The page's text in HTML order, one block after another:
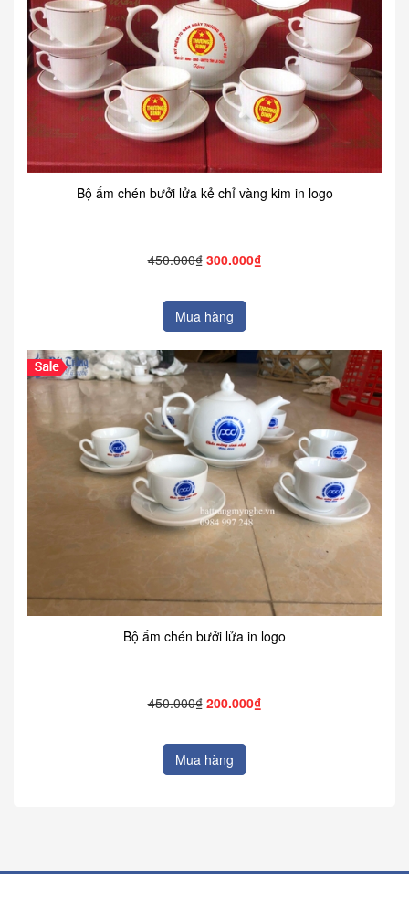
Bộ ấm chén bưởi lửa kẻ chỉ vàng kim in logo
450.000₫ 300.000₫
Mua hàng
Bộ ấm chén bưởi lửa in logo
450.000₫ 200.000₫
Mua hàng